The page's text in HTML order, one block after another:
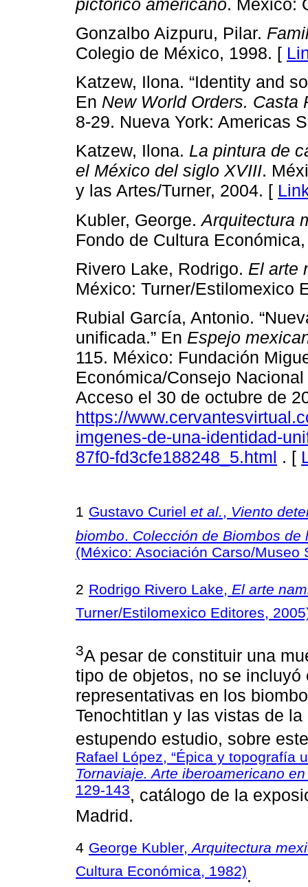
pictórico americano. México:
Gonzalbo Aizpuru, Pilar.
Colegio de México, 1998. [
Katzew, Ilona. “Identity and
En New World Orders. Casta
8-29. Nueva York: Americas
Katzew, Ilona. La pintura de
el México del siglo XVIII.
y las Artes/Turner, 2004. [
Kubler, George.Arquitectura
Fondo de Cultura
Rivero Lake, Rodrigo. El arte
México: Turner/Estilomexico
Rubial García, Antonio.
unificada.” En Espejo
115. México: Fundación
Económica/Consejo
Acceso el 30 de octubre de
https://
imgenes-de-una-identidad-
87f0-fd3cfe188248_5.html . [
1 Gustavo Curiel et al., Viento
biombo
Colección de Biombos
(México: Asociación Carso/Museo
2 Rodrigo Rivero Lake, El arte
Turner/Estilomexico Editores,
3A pesar de constituir una
tipo de objetos, no se
representativas en los
Tenochtitlan y las vistas de
estupendo estudio, sobre
Rafael López, “Épica y topografía
Tornaviaje. Arte iberoamericano
129-143, catálogo de la
Madrid.
4 George Kubler, Arquitectura
Cultura Económica, 1982).